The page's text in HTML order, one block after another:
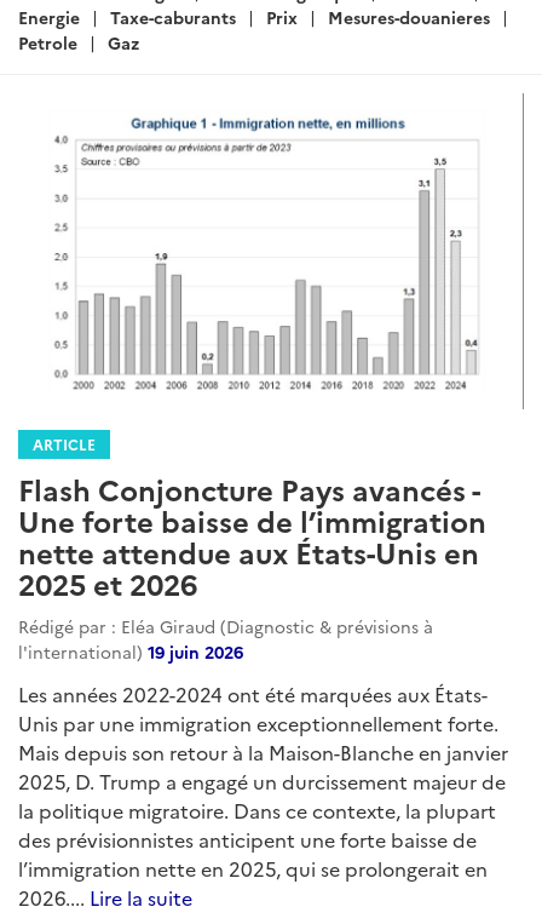
Energie
Taxe-caburants Prix
Mesures-douanieres
Petrole
Gaz
ARTICLE
Flash Conjoncture Pays avancés -
Une forte baisse de l’immigration
nette attendue aux États-Unis en
2025 et 2026
Rédigé par : Eléa Giraud (Diagnostic & prévisions à
l'international) 19 juin 2026
Les années 2022-2024 ont été marquées aux États-
Unis par une immigration exceptionnellement forte.
Mais depuis son retour à la Maison-Blanche en janvier
2025, D. Trump a engagé un durcissement majeur de
la politique migratoire. Dans ce contexte, la plupart
des prévisionnistes anticipent une forte baisse de
l’immigration nette en 2025, qui se prolongerait en
2026.... Lire la suite